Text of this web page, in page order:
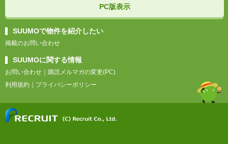
PC版表示
SUUMOで物件を紹介したい
掲載のお問い合わせ
SUUMOに関する情報
お問い合わせ ｜ 購読メルマガの変更(PC)
利用規約 ｜ プライバシーポリシー